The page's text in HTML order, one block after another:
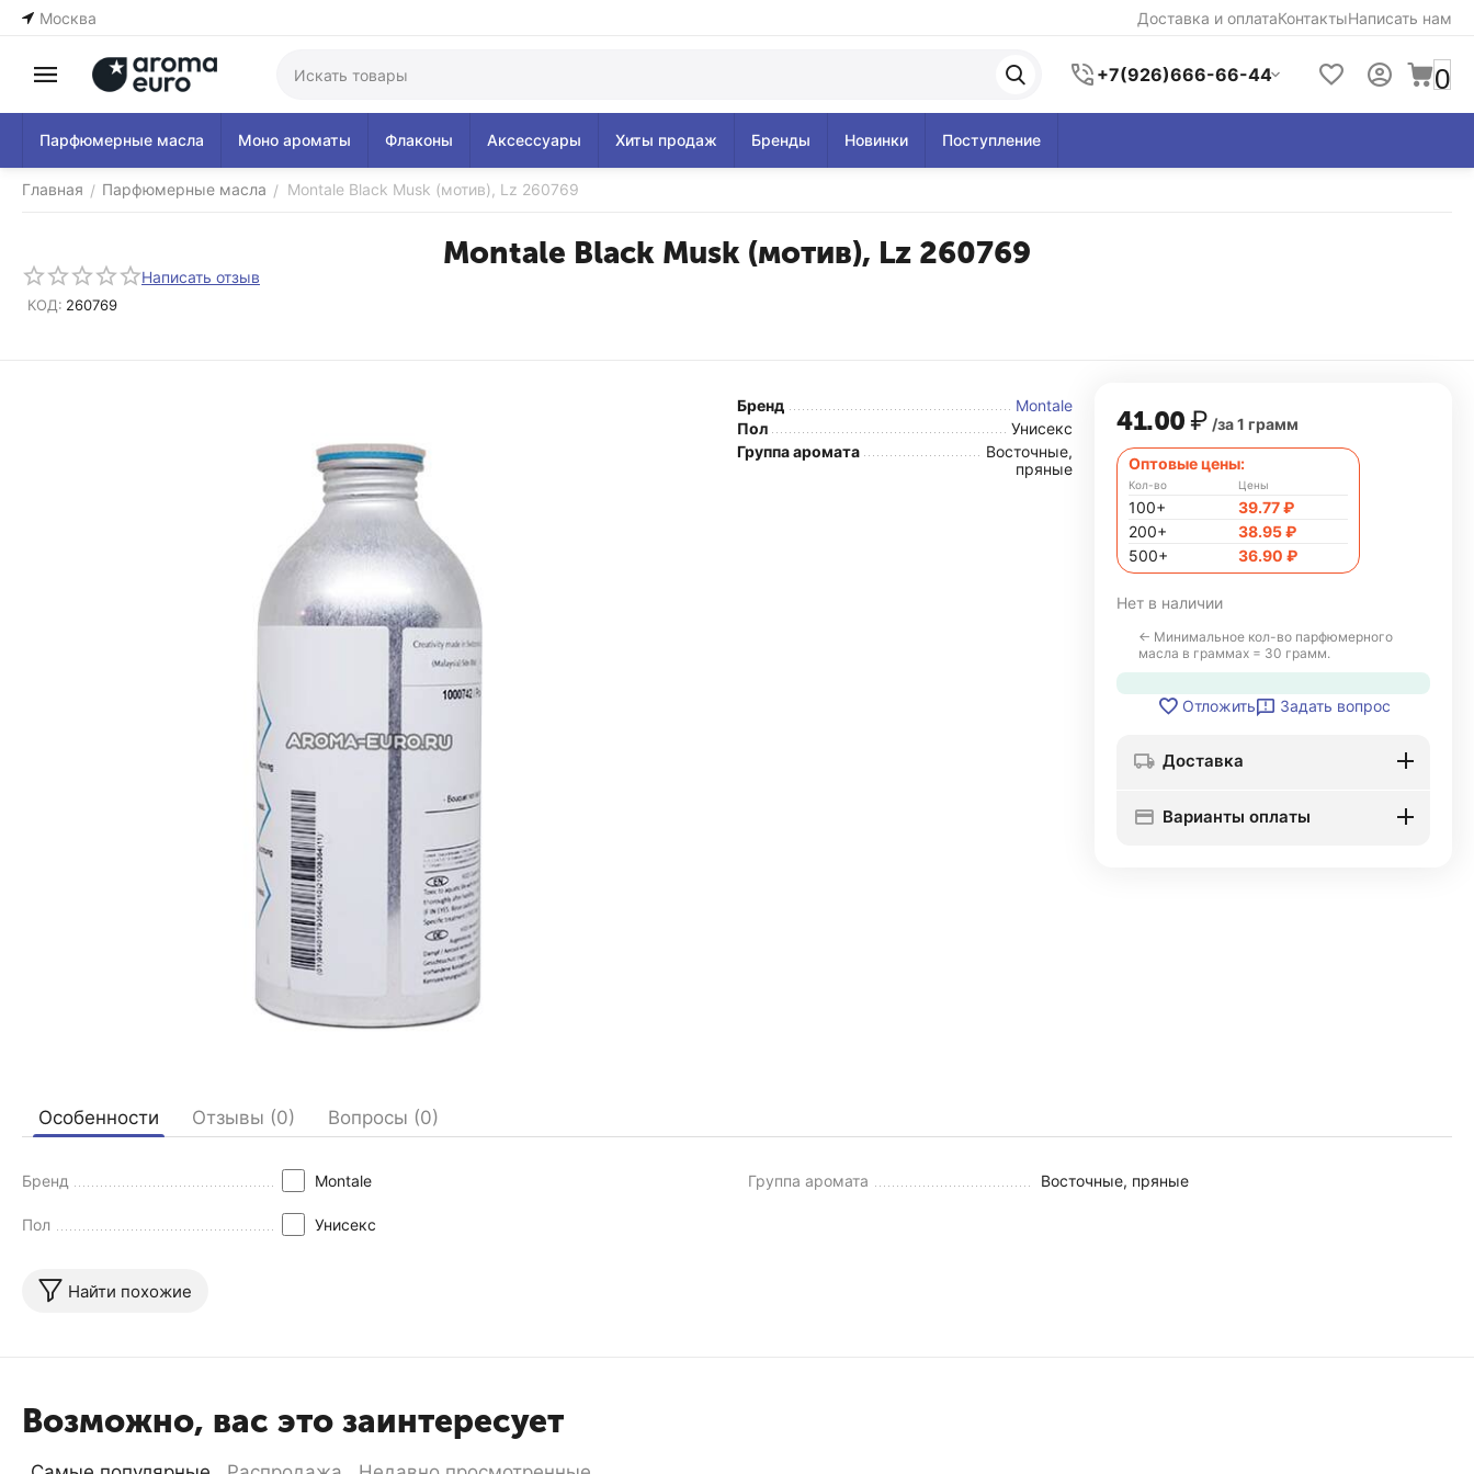
Москва Доставка и оплатаКонтактыНаписать нам
+7(926)666-66-44 0
Парфюмерные масла Моно ароматы Флаконы Аксессуары Хиты продаж Бренды Новинки Поступление
Главная / Парфюмерные масла / Montale Black Musk (мотив), Lz 260769
Montale Black Musk (мотив), Lz 260769
Написать отзыв
КОД: 260769
Бренд
Montale
Пол
Унисекс
Группа аромата
Восточные,
пряные
41.00₽ /за 1 грамм
Оптовые цены:
Кол-во
100+
200+
500+
Цены
39.77₽
38.95₽
36.90 ₽
Нет в наличии
← Минимальное кол-во парфюмерного
масла в граммах = 30 грамм.
Отложить Задать вопрос
Доставка
Варианты оплаты
Особенности Отзывы (0) Вопросы (0)
Бренд Montale
Пол Унисекс
Группа аромата Восточные, пряные
Найти похожие
Возможно, вас это заинтересует